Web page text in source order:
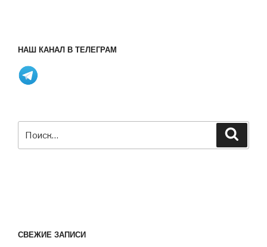
НАШ КАНАЛ В ТЕЛЕГРАМ
СВЕЖИЕ ЗАПИСИ